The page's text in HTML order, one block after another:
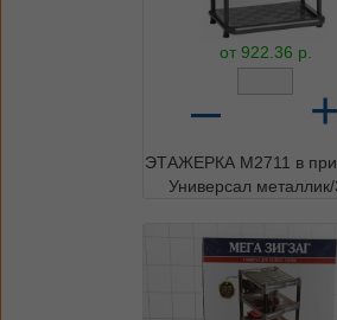
от 922.36 р.
– +
ЭТАЖЕРКА М2711 в
Универсал